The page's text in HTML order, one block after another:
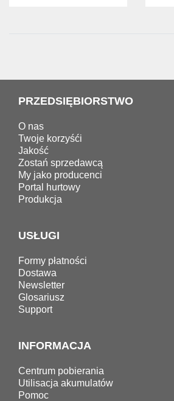
PRZEDSIĘBIORSTWO
O nas
Twoje korzyśći
Jakość
Zostań sprzedawcą
My jako producenci
Portal hurtowy
Produkcja
USŁUGI
Formy płatności
Dostawa
Newsletter
Glosariusz
Support
INFORMACJA
Centrum pobierania
Utilisacja akumulatów
Pomoc